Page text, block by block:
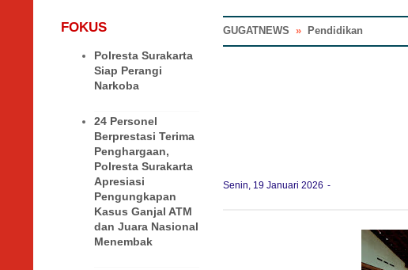
FOKUS
Polresta Surakarta
Siap Perangi
Narkoba
24 Personel
Berprestasi Terima
Penghargaan,
Polresta Surakarta
Apresiasi
Pengungkapan
Kasus Ganjal ATM
dan Juara Nasional
Menembak
GUGATNEWS » Pendidikan
Senin, 19 Januari 2026